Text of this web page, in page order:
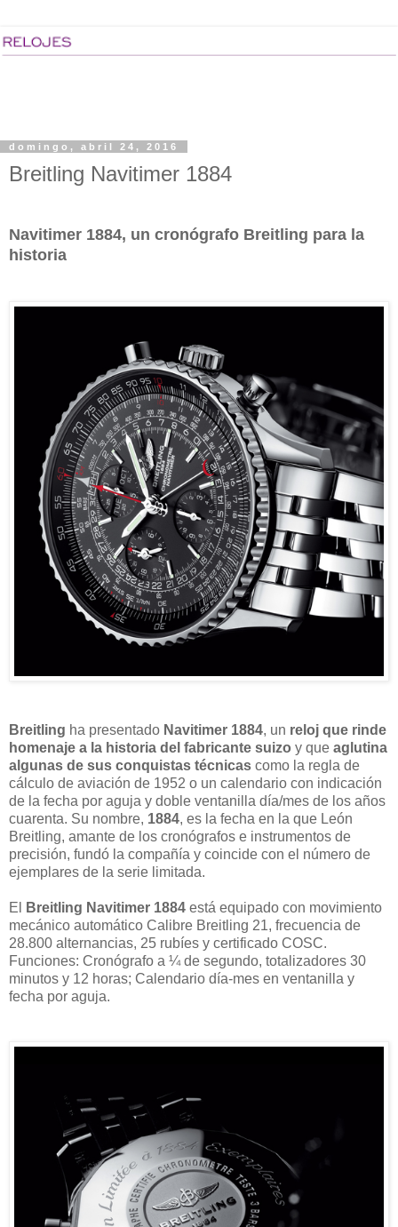
domingo, abril 24, 2016
Breitling Navitimer 1884
Navitimer 1884, un cronógrafo Breitling para la
historia
Breitling ha presentado Navitimer 1884, un reloj que rinde
homenaje a la historia del fabricante suizo y que aglutina
algunas de sus conquistas técnicas como la regla de
cálculo de aviación de 1952 o un calendario con indicación
de la fecha por aguja y doble ventanilla día/mes de los años
cuarenta. Su nombre, 1884, es la fecha en la que León
Breitling, amante de los cronógrafos e instrumentos de
precisión, fundó la compañía y coincide con el número de
ejemplares de la serie limitada.
El Breitling Navitimer 1884 está equipado con movimiento
mecánico automático Calibre Breitling 21, frecuencia de
28.800 alternancias, 25 rubíes y certificado COSC.
Funciones: Cronógrafo a ¼ de segundo, totalizadores 30
minutos y 12 horas; Calendario día-mes en ventanilla y
fecha por aguja.